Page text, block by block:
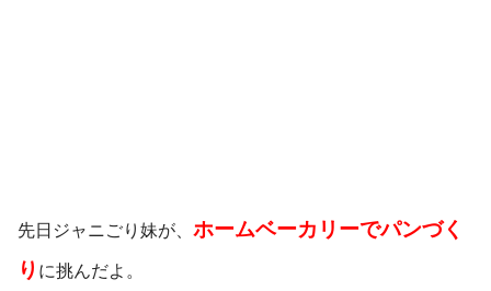
先日ジャニごり妹が、 ホームベーカリーでパンづく
り に挑んだよ。